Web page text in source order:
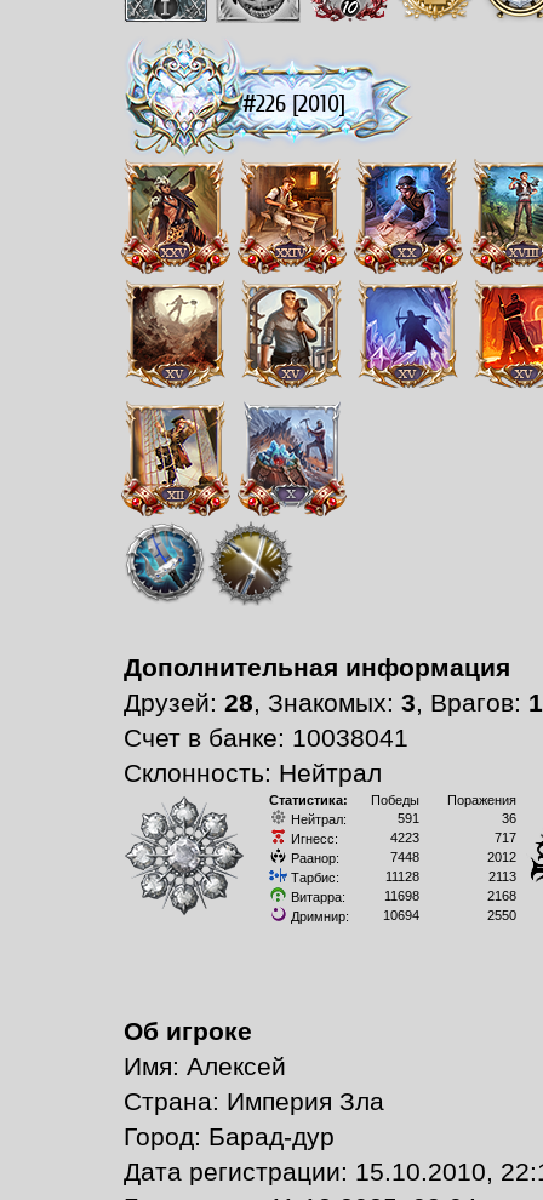
#226 [2010]
Дополнительная информация
Друзей: 28, Знакомых: 3, Врагов:
Счет в банке: 10038041
Склонность: Нейтрал
Статистика: Победы
Поражения
Нейтрал:
591
36
Игнесс:
4223
717
Раанор:
7448
2012
Тарбис:
11128
2113
Витарра:
11698
2168
Дримнир:
10694 2550
Об игроке
Имя: Алексей
Страна: Империя Зла
Город: Барад-дур
Дата регистрации: 15.10.2010,